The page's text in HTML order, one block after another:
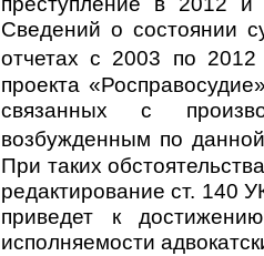
Сведений о состоянии
отчетах с 2003 по
проекта
связанных с
возбужденным по
При таких
редактирование ст. 140
приведет к
исполняемости